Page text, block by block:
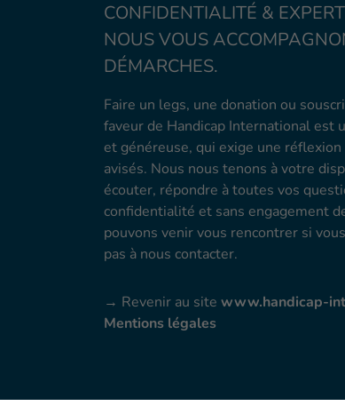
CONFIDENTIALITÉ &
NOUS VOUS
DÉMARCHES.
Faire un legs, une donation ou
faveur de Handicap International est
et généreuse, qui exige une
avisés. Nous nous tenons à votre
écouter, répondre à toutes vos
confidentialité et sans engagement
pouvons venir vous rencontrer si
pas à nous contacter.
→ Revenir au site www.handicap-
Mentions légales